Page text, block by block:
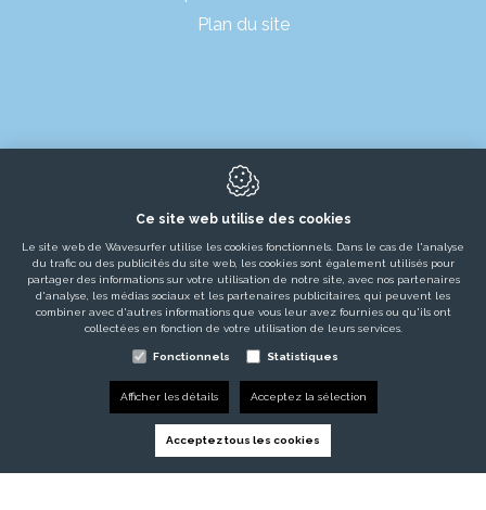
Plan du site
PRODUITS
LOCATIONS
MARCHÉS
PROJETS
TÉMOIGNAGES
Ce site web utilise des cookies
Le site web de Wavesurfer utilise les cookies fonctionnels. Dans le cas de l'analyse
du trafic ou des publicités du site web, les cookies sont également utilisés pour
partager des informations sur votre utilisation de notre site, avec nos partenaires
d'analyse, les médias sociaux et les partenaires publicitaires, qui peuvent les
combiner avec d'autres informations que vous leur avez fournies ou qu'ils ont
collectées en fonction de votre utilisation de leurs services.
Fonctionnels Statistiques
Afficher les détails Acceptez la sélection
Acceptez tous les cookies